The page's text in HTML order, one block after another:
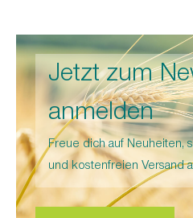
Jetzt zum
anmelden
Freue dich auf Neuheiten,
und kostenfreien Versand